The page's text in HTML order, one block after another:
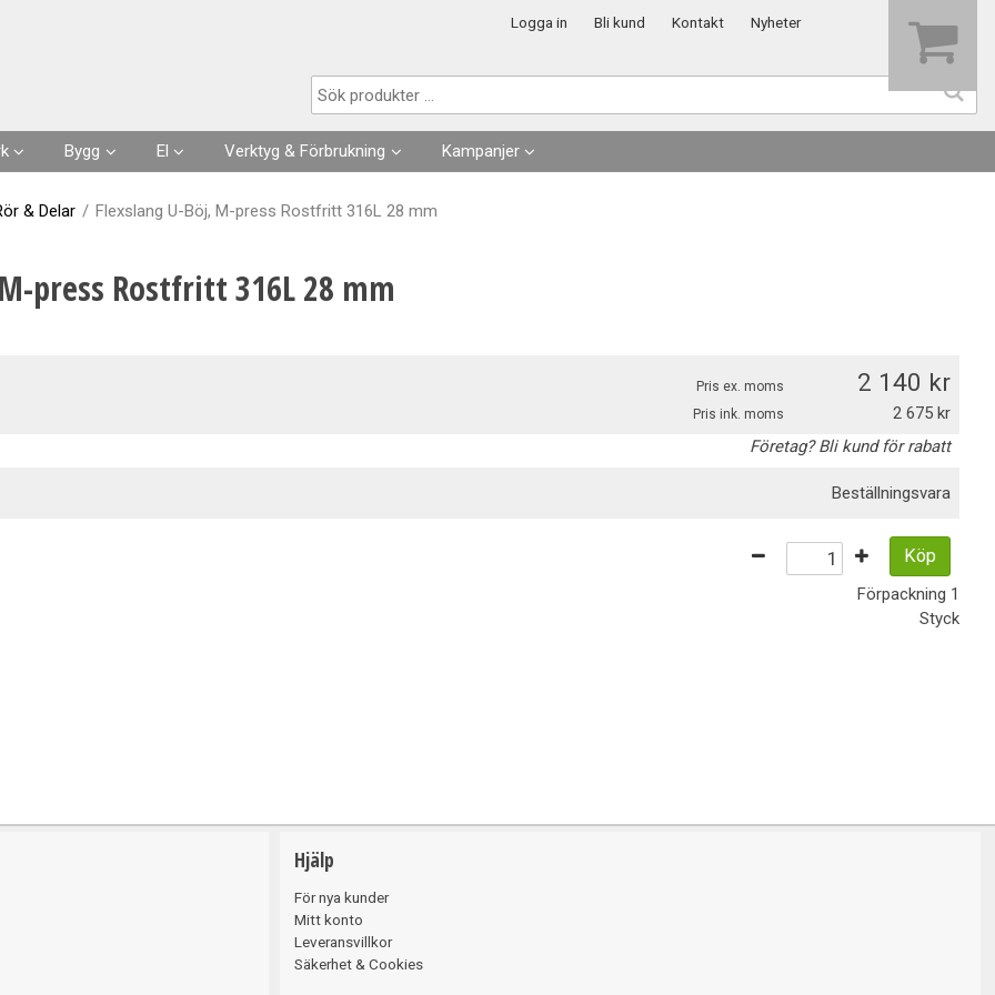
Logga in Bli kund Kontakt Nyheter
Bygg
Husgrunder
El
Kabel
Skarvsladdar, stickproppar
Verktyg & Förbrukning
Förbrukningsvaror
Kläder
Kampanjer
& Delar / Flexslang U-Böj, M-press Rostfritt 316L 28 mm
press Rostfritt 316L 28 mm
Pris ex. moms 2 140
Pris ink. moms
2 675
Företag? Bli kund för rabatt
Beställningsvara
Köp
Förpackning 1
Styck
Hjälp
För nya kunder
Mitt konto
Leveransvillkor
Säkerhet & Cookies